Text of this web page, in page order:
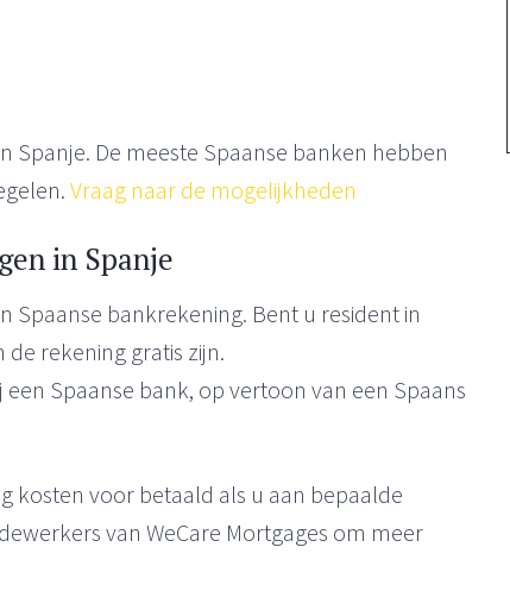
De meeste Spaanse banken hebben
Vraag naar de mogelijkheden
in Spanje
Spaanse bankrekening. Bent u resident in
rekening gratis zijn.
Spaanse bank, op vertoon van een Spaans
kosten voor betaald als u aan bepaalde
van WeCare Mortgages om meer